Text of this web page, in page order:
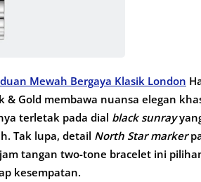
Mewah Bergaya Klasik London
& Gold membawa nuansa elegan
terletak pada dial black sunray
Tak lupa, detail North Star marker
tangan two-tone bracelet ini
kesempatan.